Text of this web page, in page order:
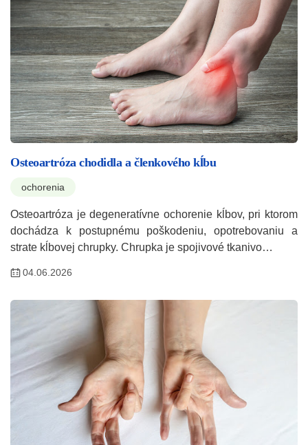
Osteoartróza chodidla a členkového kĺbu
ochorenia
Osteoartróza je degeneratívne ochorenie kĺbov, pri ktorom
dochádza k postupnému poškodeniu, opotrebovaniu a
strate kĺbovej chrupky. Chrupka je spojivové tkanivo…
04.06.2026